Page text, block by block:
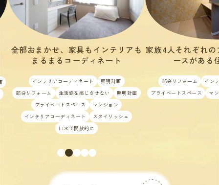
家族4人それぞれのプライベートスペ
ースがある住まいに。
部分リフォーム
インテリアコーディネート
プライベートスペース
マンション ワークスペース
IKEAで作る、働く
ィ
店舗/商業施設
インテリア
スタイリ